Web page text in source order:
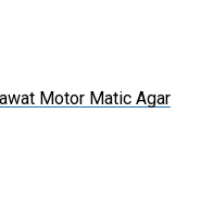
Motor Matic Agar